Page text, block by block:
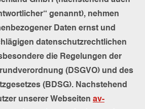
genannt), nehmen
Daten ernst und
datenschutzrechtlichen
die Regelungen der
(DSGVO) und des
(BDSG). Nachstehend
unserer Webseiten av-